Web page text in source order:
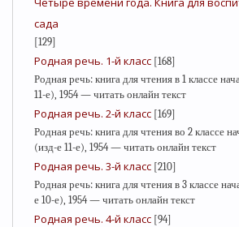
сада
[129]
Родная речь. 1-й класс [168]
Родная речь: книга для чтения в 1 классе
11-е), 1954 — читать онлайн текст
Родная речь. 2-й класс [169]
Родная речь: книга для чтения во 2 классе
(изд-е 11-е), 1954 — читать онлайн текст
Родная речь. 3-й класс [210]
Родная речь: книга для чтения в 3 классе
е 10-е), 1954 — читать онлайн текст
Родная речь. 4-й класс [94]